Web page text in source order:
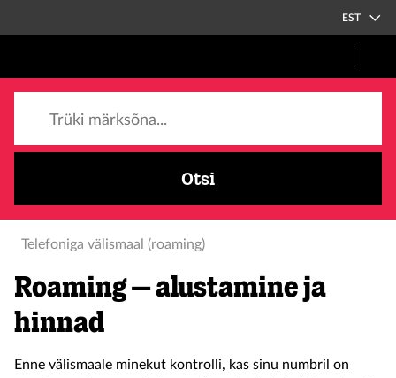
EST
Otsi
Telefoniga välismaal (roaming)
Roaming – alustamine ja
hinnad
Enne välismaale minekut kontrolli, kas sinu numbril on